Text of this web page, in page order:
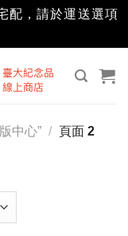
配，請於運送選項
中心” / 頁面 2